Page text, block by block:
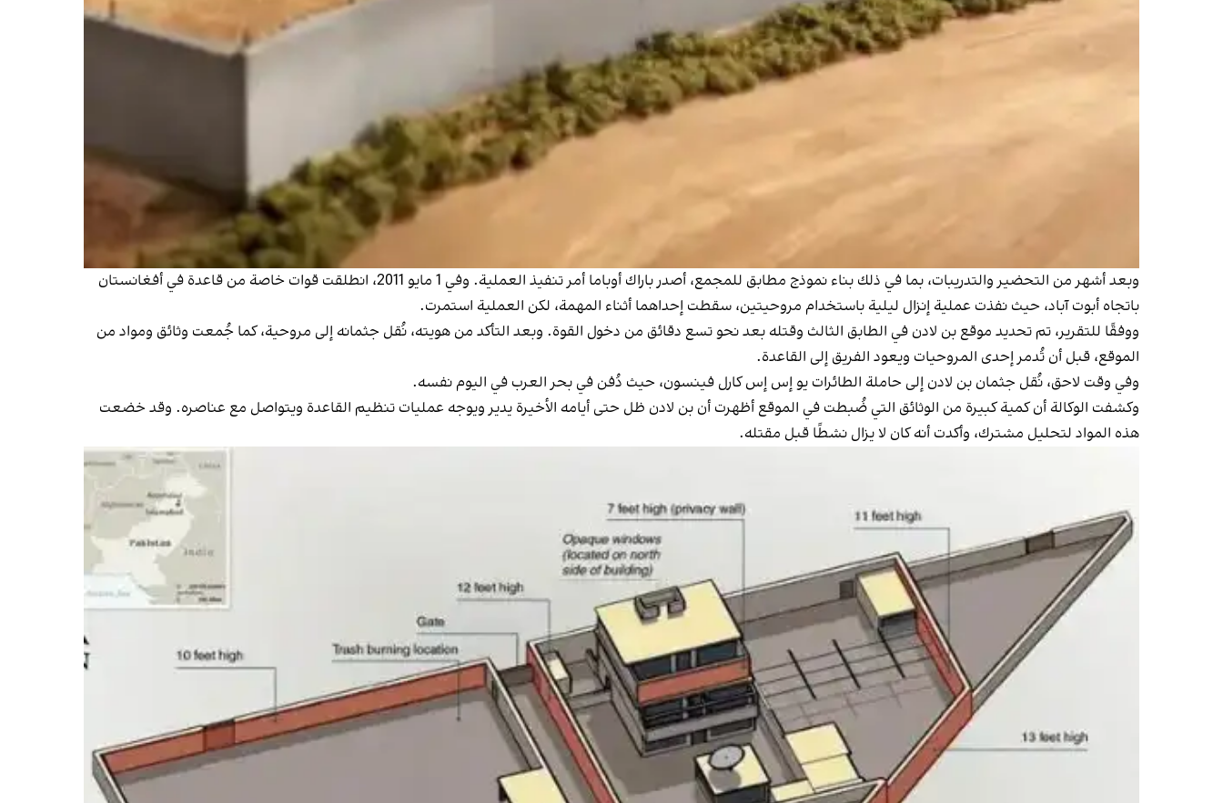
وبعد أشهر من التحضير والتدريبات، بما في ذلك بناء نموذج مطابق للمجمع، أصدر باراك أوباما أمر تنفيذ العملية. وفي 1 مايو 2011، انطلقت قوات خاصة من قاعدة في أفغانستان
باتجاه أبوت آباد، حيث نفذت عملية إنزال ليلية باستخدام مروحيتين، سقطت إحداهما أثناء المهمة، لكن العملية استمرت.
ووفقًا للتقرير، تم تحديد موقع بن لادن في الطابق الثالث وقتله بعد نحو تسع دقائق من دخول القوة. وبعد التأكد من هويته، نُقل جثمانه إلى مروحية، كما جُمعت وثائق ومواد من
الموقع، قبل أن تُدمر إحدى المروحيات ويعود الفريق إلى القاعدة.
وفي وقت لاحق، نُقل جثمان بن لادن إلى حاملة الطائرات يو إس إس كارل فينسون، حيث دُفن في بحر العرب في اليوم نفسه.
وكشفت الوكالة أن كمية كبيرة من الوثائق التي ضُبطت في الموقع أظهرت أن بن لادن ظل حتى أيامه الأخيرة يدير ويوجه عمليات تنظيم القاعدة ويتواصل مع عناصره. وقد خضعت
هذه المواد لتحليل مشترك، وأكدت أنه كان لا يزال نشطًا قبل مقتله.